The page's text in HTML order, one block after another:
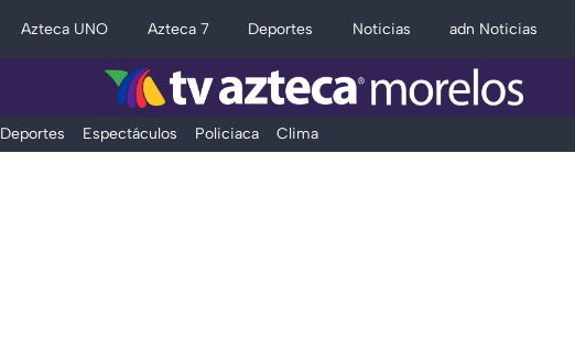
Azteca UNO Azteca 7 Deportes Noticias adn Noticias
Deportes Espectáculos Policiaca Clima